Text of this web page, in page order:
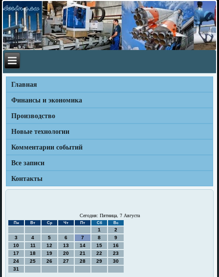
Главная
Финансы и экономика
Производство
Новые технологии
Комментарии событий
Все записи
Контакты
Сегодня: Пятница, 7 Августа
Пн Вт Ср Чт Пт Сб Вс
1
2
3
4 5 6 7 8
9
10
11 12 13 14 15
16
17
18 19 20 21 22
23
24
25 26 27 28 29
30
31